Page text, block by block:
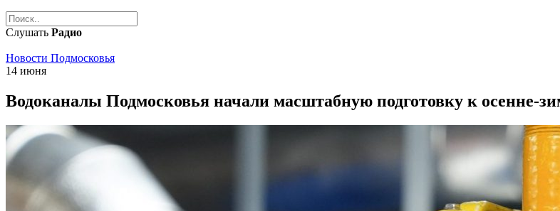
Слушать Радио
Новости Подмосковья
14 июня
Водоканалы Подмосковья начали масштабную подготовку к осенне-